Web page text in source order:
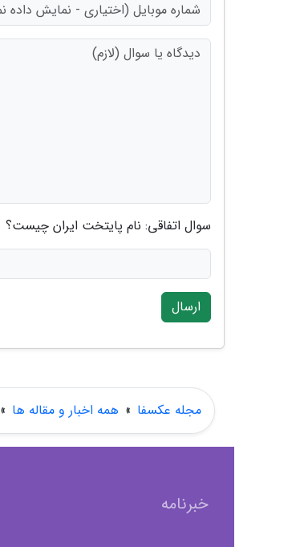
سوال اتفاقی: نام پایتخت ایران چیست؟
ارسال
مجله عکسفا » همه اخبار و مقاله ها »
خبرنامه